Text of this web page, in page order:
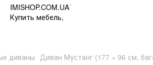
диваны Диван Мустанг (177 × 96 см,